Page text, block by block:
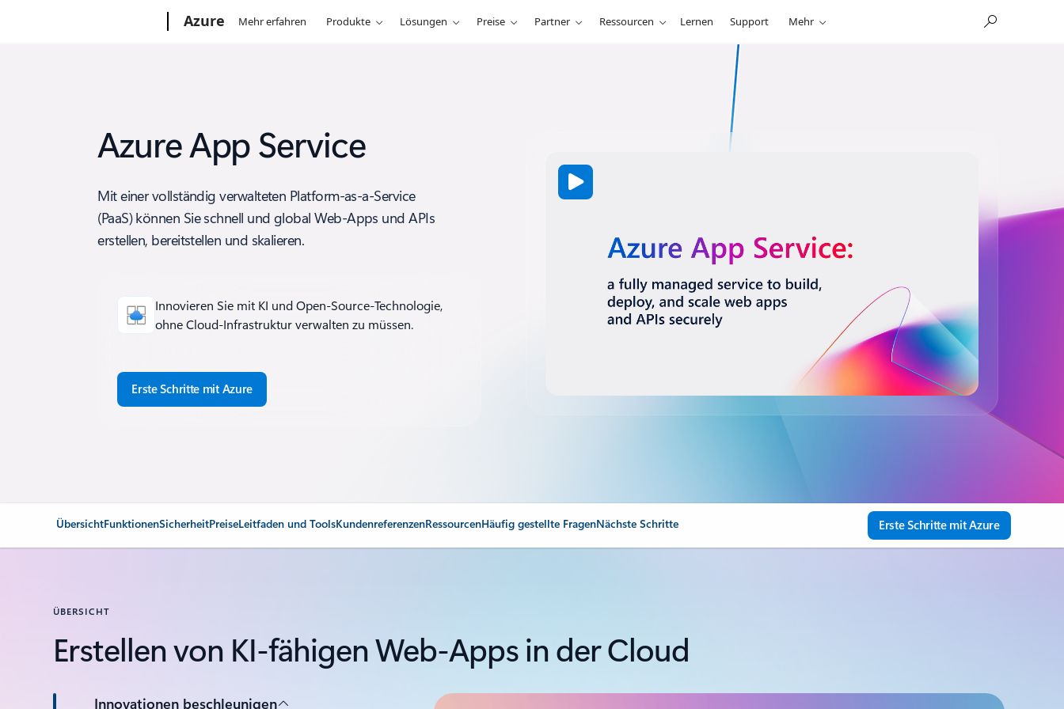
Azure Mehr erfahren Produkte Lösungen Preise Partner Ressourcen Lernen Support Mehr
Azure App Service
Mit einer vollständig verwalteten Platform-as-a-Service
(PaaS) können Sie schnell und global Web-Apps und APIs
erstellen, bereitstellen und skalieren.
Innovieren Sie mit KI und Open-Source-Technologie,
ohne Cloud-Infrastruktur verwalten zu müssen.
Erste Schritte mit Azure
ÜbersichtFunktionenSicherheitPreiseLeitfaden und ToolsKundenreferenzenRessourcenHäufig gestellte FragenNächste Schritte Erste Schritte mit Azure
ÜBERSICHT
Erstellen von KI-fähigen Web-Apps in der Cloud
Innovationen beschleunigen